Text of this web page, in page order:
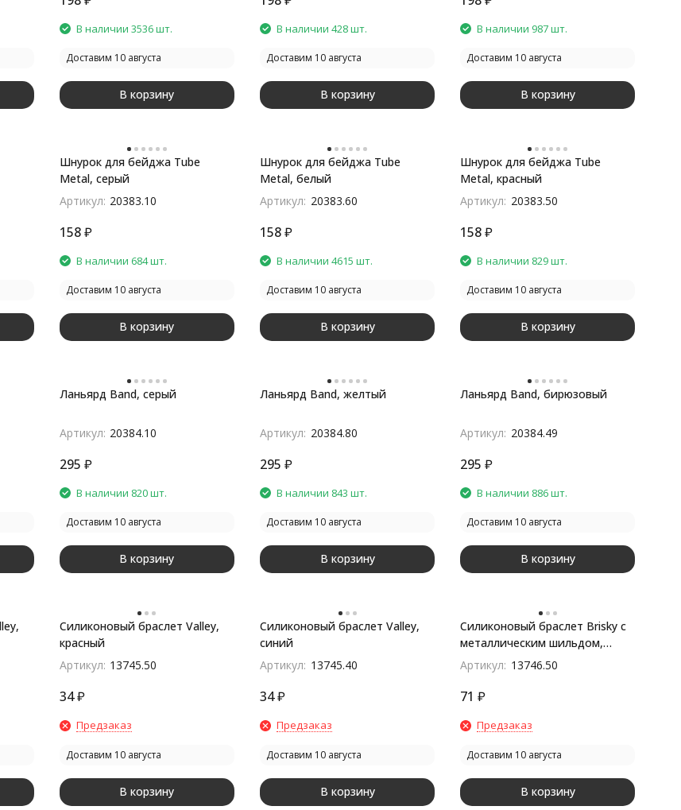
В наличии 3536 шт.
Доставим 10 августа
В корзину
В наличии 428 шт.
Доставим 10 августа
В корзину
В наличии 987 шт.
Доставим 10 августа
В корзину
Шнурок для бейджа Tube
Metal, серый
Артикул: 20383.10
158₽
В наличии 684 шт.
Доставим 10 августа
В корзину
Шнурок для бейджа Tube
Metal, белый
Артикул: 20383.60
158₽
В наличии 4615 шт.
Доставим 10 августа
В корзину
Шнурок для бейджа Tube
Metal, красный
Артикул: 20383.50
158₽
В наличии 829 шт.
Доставим 10 августа
В корзину
Ланьярд Band, серый
Артикул: 20384.10
295 ₽
В наличии 820 шт.
Доставим 10 августа
В корзину
Ланьярд Band, желтый
Артикул: 20384.80
295 ₽
В наличии 843 шт.
Доставим 10 августа
В корзину
Ланьярд Band, бирюзовый
Артикул: 20384.49
295 ₽
В наличии 886 шт.
Доставим 10 августа
В корзину
Силиконовый браслет Valley,
красный
Артикул: 13745.50
34₽
Предзаказ
Доставим 10 августа
В корзину
Силиконовый браслет Valley,
синий
Артикул: 13745.40
34₽
Предзаказ
Доставим 10 августа
В корзину
Силиконовый браслет Brisky с
металлическим шильдом,
красный
Артикул: 13746.50
71 ₽
Предзаказ
Доставим 10 августа
В корзину